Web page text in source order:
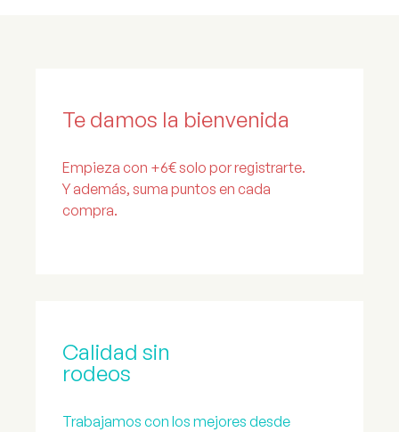
Te damos la bienvenida
Empieza con +6€ solo por registrarte.
Y además, suma puntos en cada
compra.
Calidad sin
rodeos
Trabajamos con los mejores desde